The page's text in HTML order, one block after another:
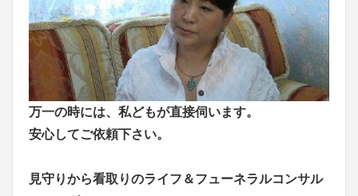
万一の時には、私どもが直接伺います。
安心してご依頼下さい。
見守りから看取りのライフ＆フューネラルコンサル